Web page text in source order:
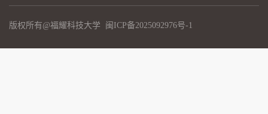
版权所有@福耀科技大学 闽ICP备2025092976号-1